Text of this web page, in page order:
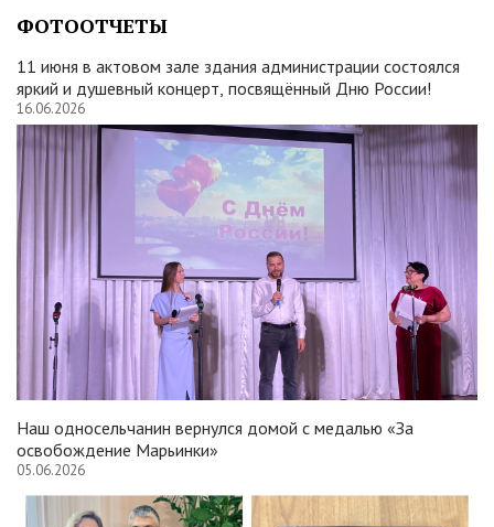
ФОТООТЧЕТЫ
11 июня в актовом зале здания администрации состоялся
яркий и душевный концерт, посвящённый Дню России!
16.06.2026
Наш односельчанин вернулся домой с медалью «За
освобождение Марьинки»
05.06.2026